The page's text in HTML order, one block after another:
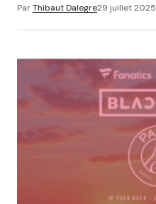
ParThibaut Dalegre29 juillet 2025